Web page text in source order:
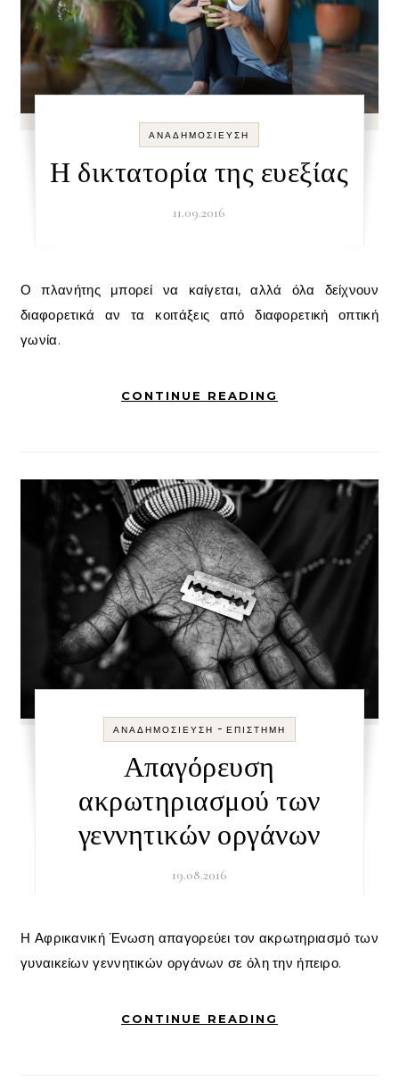
ΑΝΑΔΗΜΟΣΊΕΥΣΗ
Η δικτατορία της ευεξίας
11.09.2016
Ο πλανήτης μπορεί να καίγεται, αλλά όλα δείχνουν
διαφορετικά αν τα κοιτάξεις από διαφορετική οπτική
γωνία.
CONTINUE READING
ΑΝΑΔΗΜΟΣΊΕΥΣΗ - ΕΠΙΣΤΉΜΗ
Απαγόρευση
ακρωτηριασμού των
γεννητικών οργάνων
19.08.2016
Η Αφρικανική Ένωση απαγορεύει τον ακρωτηριασμό των
γυναικείων γεννητικών οργάνων σε όλη την ήπειρο.
CONTINUE READING